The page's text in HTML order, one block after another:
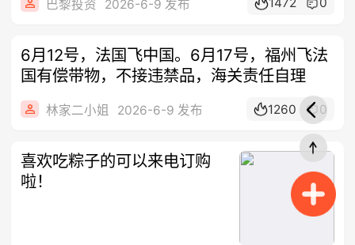
巴黎投资 2026-6-9 发布
6月12号，法国飞中国。6月17号，福州飞法
国有偿带物，不接违禁品，海关责任自理
林家二小姐 2026-6-9 发布 1260 0
喜欢吃粽子的可以来电订购
啦！